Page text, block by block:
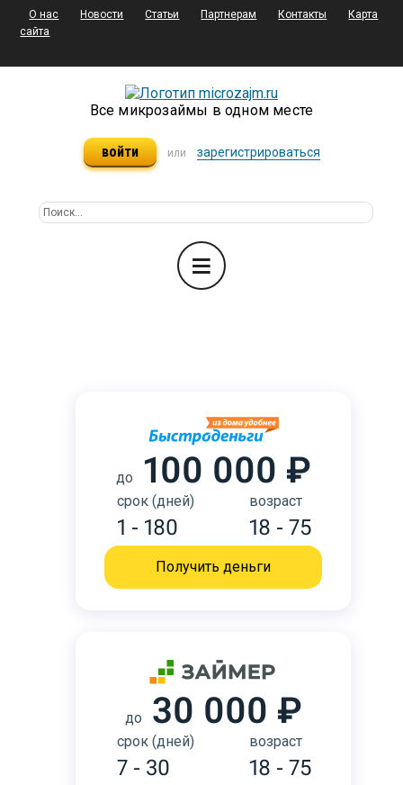
О нас Новости Статьи Партнерам Контакты
Карта
сайта
Все микрозаймы в одном месте
войти или зарегистрироваться
до 100 000 ₽
срок (дней)
1 - 180
возраст
18 - 75
Получить деньги
до 30 000 ₽
срок (дней)
7 - 30
возраст
18 - 75